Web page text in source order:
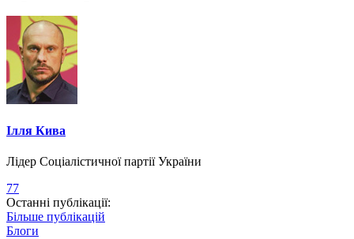
Ілля Кива
Лідер Соціалістичної партії України
77
Останні публікації:
Більше публікацій
Блоги